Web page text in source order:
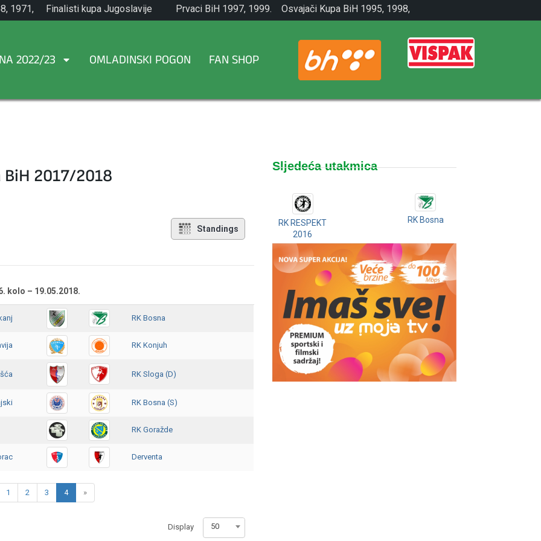
1971,
Finalisti kupa Jugoslavije
1965.
Prvaci BiH 1997, 1999.
Osvajači Kupa BiH 1995, 1998,
2001.
2022/23 OMLADINSKI POGON FAN SHOP
2017/2018
Standings
kolo – 19.05.2018.
RK Bosna
RK Konjuh
RK Sloga (D)
RK Bosna (S)
RK Goražde
Derventa
1 2 3 4 »
Display 50
Sljedeća utakmica
RK RESPEKT
2016
RK Bosna